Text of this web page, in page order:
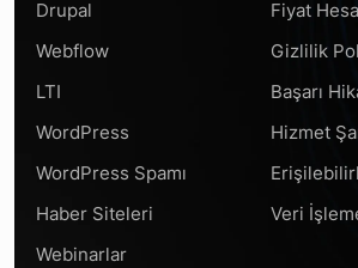
Drupal
Webflow
LTI
WordPress
WordPress Spamı
Haber Siteleri
Webinarlar
Fiyat
Gizlilik
Başarı
Hizmet
Veri